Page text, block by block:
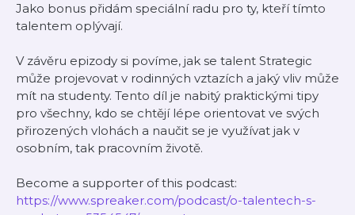
Jako bonus přidám speciální radu pro ty, kteří tímto
talentem oplývají.
V závěru epizody si povíme, jak se talent Strategic
může projevovat v rodinných vztazích a jaký vliv může
mít na studenty. Tento díl je nabitý praktickými tipy
pro všechny, kdo se chtějí lépe orientovat ve svých
přirozených vlohách a naučit se je využívat jak v
osobním, tak pracovním životě.
Become a supporter of this podcast:
https://www.spreaker.com/podcast/o-talentech-s-